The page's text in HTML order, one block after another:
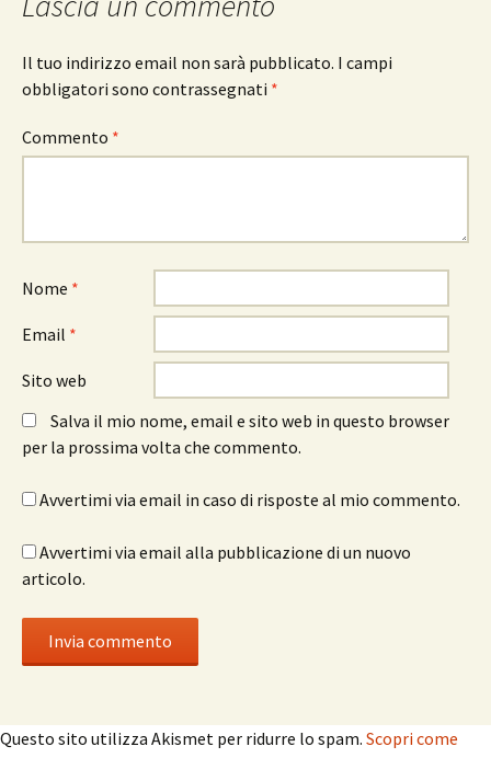
Il tuo indirizzo email non sarà pubblicato. I campi
obbligatori sono contrassegnati *
Commento *
Nome *
Email *
Sito web
Salva il mio nome, email e sito web in questo browser
per la prossima volta che commento.
Avvertimi via email in caso di risposte al mio commento.
Avvertimi via email alla pubblicazione di un nuovo
articolo.
Questo sito utilizza Akismet per ridurre lo spam. Scopri come